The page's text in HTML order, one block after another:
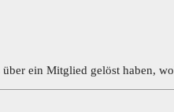
ein Mitglied gelöst haben,